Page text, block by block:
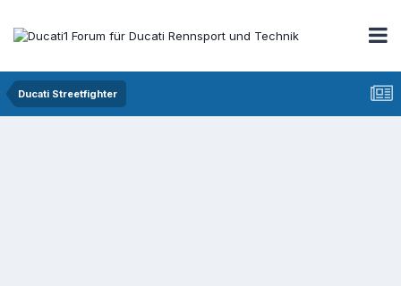
Ducati Streetfighter